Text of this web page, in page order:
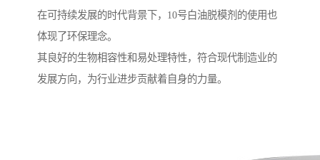
在可持续发展的时代背景下，10号白油脱模剂的使用也
体现了环保理念。
其良好的生物相容性和易处理特性，符合现代制造业的
发展方向，为行业进步贡献着自身的力量。